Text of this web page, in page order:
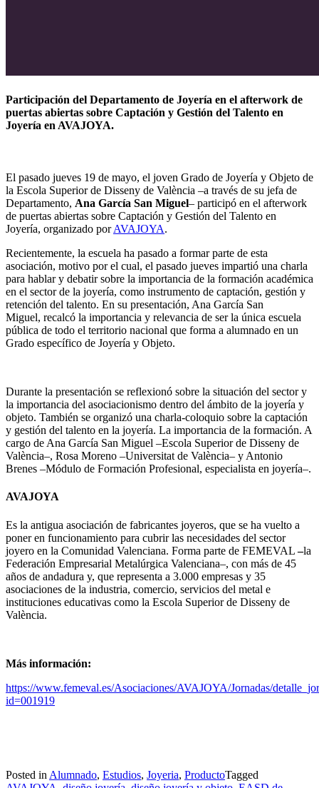
Participación del Departamento de Joyería en el afterwork de
puertas abiertas sobre Captación y Gestión del Talento en
Joyería en AVAJOYA.
El pasado jueves 19 de mayo, el joven Grado de Joyería y Objeto de
la Escola Superior de Disseny de València –a través de su jefa de
Departamento, Ana García San Miguel– participó en el afterwork
de puertas abiertas sobre Captación y Gestión del Talento en
Joyería, organizado porAVAJOYA.
Recientemente, la escuela ha pasado a formar parte de esta
asociación, motivo por el cual, el pasado jueves impartió una charla
para hablar y debatir sobre la importancia de la formación académica
en el sector de la joyería, como instrumento de captación, gestión y
retención del talento. En su presentación, Ana García San
Miguel, recalcó la importancia y relevancia de ser la única escuela
pública de todo el territorio nacional que forma a alumnado en un
Grado específico de Joyería y Objeto.
Durante la presentación se reflexionó sobre la situación del sector y
la importancia del asociacionismo dentro del ámbito de la joyería y
objeto. También se organizó una charla-coloquio sobre la captación
y gestión del talento en la joyería. La importancia de la formación. A
cargo de Ana García San Miguel –Escola Superior de Disseny de
València–, Rosa Moreno –Universitat de València– y Antonio
Brenes –Módulo de Formación Profesional, especialista en joyería–.
AVAJOYA
Es la antigua asociación de fabricantes joyeros, que se ha vuelto a
poner en funcionamiento para cubrir las necesidades del sector
joyero en la Comunidad Valenciana. Forma parte de FEMEVAL–la
Federación Empresarial Metalúrgica Valenciana–, con más de 45
años de andadura y, que representa a 3.000 empresas y 35
asociaciones de la industria, comercio, servicios del metal e
instituciones educativas como la Escola Superior de Disseny de
València.
Más información:
https://www.femeval.es/Asociaciones/AVAJOYA/Jornadas/
id=001919
Posted in Alumnado, Estudios, Joyeria, ProductoTagged